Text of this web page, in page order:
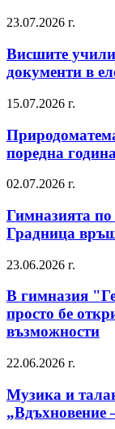
23.07.2026 г.
Висшите
документи в
15.07.2026 г.
поредна
02.07.2026 г.
Гимназията
Градница
23.06.2026 г.
В гимназия
просто бе
възможности
22.06.2026 г.
Музика и
„Вдъхновение